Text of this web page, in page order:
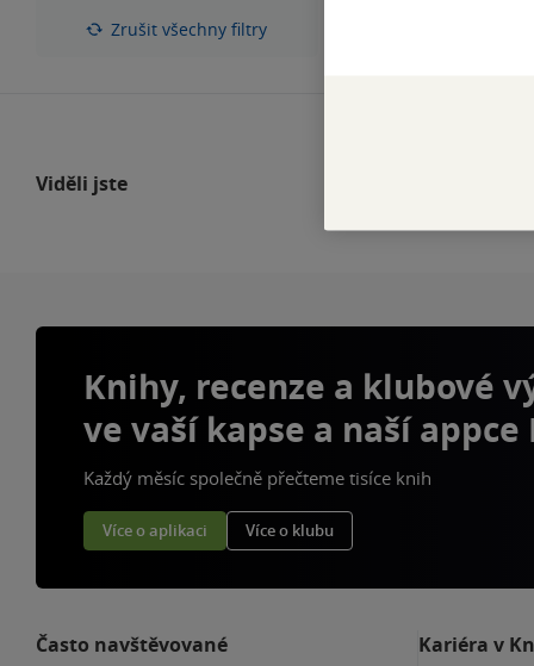
Zrušit všechny filtry
Viděli jste
Knihy, recenze a klubové
ve vaší kapse a naší appce
Každý měsíc společně přečteme tisíce knih
Více o aplikaci Více o klubu
Často navštěvované Kariéra v